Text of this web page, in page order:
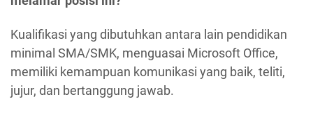
Kualifikasi yang dibutuhkan antara lain pendidikan
minimal SMA/SMK, menguasai Microsoft Office,
memiliki kemampuan komunikasi yang baik, teliti,
jujur, dan bertanggung jawab.